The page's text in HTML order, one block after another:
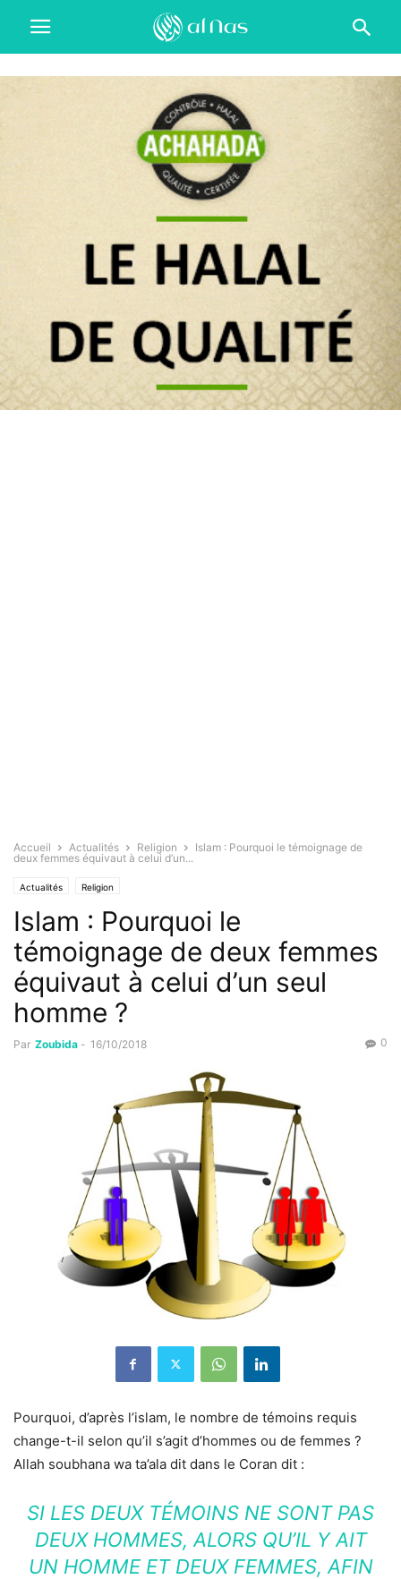
Accueil Actualités Religion
Islam : Pourquoi le témoignage de
deux femmes équivaut à celui d’un...
Actualités Religion
Islam : Pourquoi le
témoignage de deux femmes
équivaut à celui d’un seul
homme ?
Par Zoubida - 16/10/2018 0
Pourquoi, d’après l’islam, le nombre de témoins requis
change-t-il selon qu’il s’agit d’hommes ou de femmes ?
Allah soubhana wa ta’ala dit dans le Coran dit :
SI LES DEUX TÉMOINS NE SONT PAS
DEUX HOMMES, ALORS QU’IL Y AIT
UN HOMME ET DEUX FEMMES, AFIN